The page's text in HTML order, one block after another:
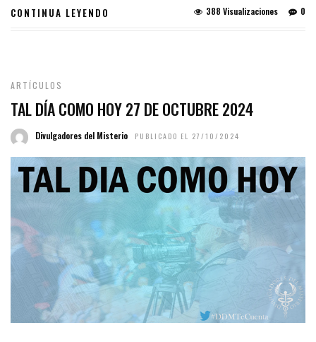
CONTINUA LEYENDO 0
388 Visualizaciones
ARTÍCULOS
TAL DÍA COMO HOY 27 DE OCTUBRE 2024
Divulgadores del Misterio PUBLICADO EL 27/10/2024